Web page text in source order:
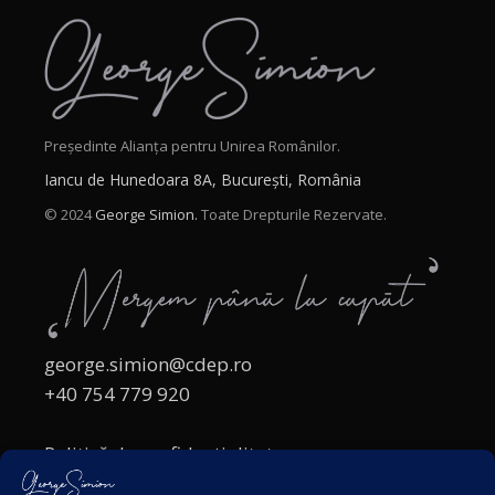
Președinte Alianța pentru Unirea Românilor.
Iancu de Hunedoara 8A, București, România
© 2024George Simion. Toate Drepturile Rezervate.
george.simion@cdep.ro
+40 754 779 920
Politică de confidențialitate
Politica cookies